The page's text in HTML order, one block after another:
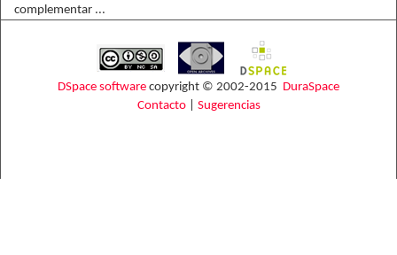
complementar ...
DSpace software copyright © 2002-2015 DuraSpace
Contacto| Sugerencias